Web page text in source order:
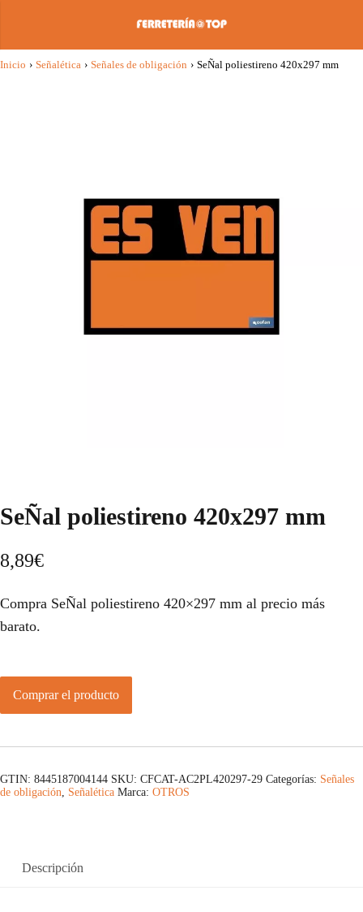
Inicio › Señalética › Señales de obligación › SeÑal poliestireno 420x297 mm
SeÑal poliestireno 420x297 mm
8,89€
Compra SeÑal poliestireno 420×297 mm al precio más
barato.
Comprar el producto
GTIN: 8445187004144 SKU: CFCAT-AC2PL420297-29 Categorías: Señales
de obligación, Señalética Marca: OTROS
Descripción